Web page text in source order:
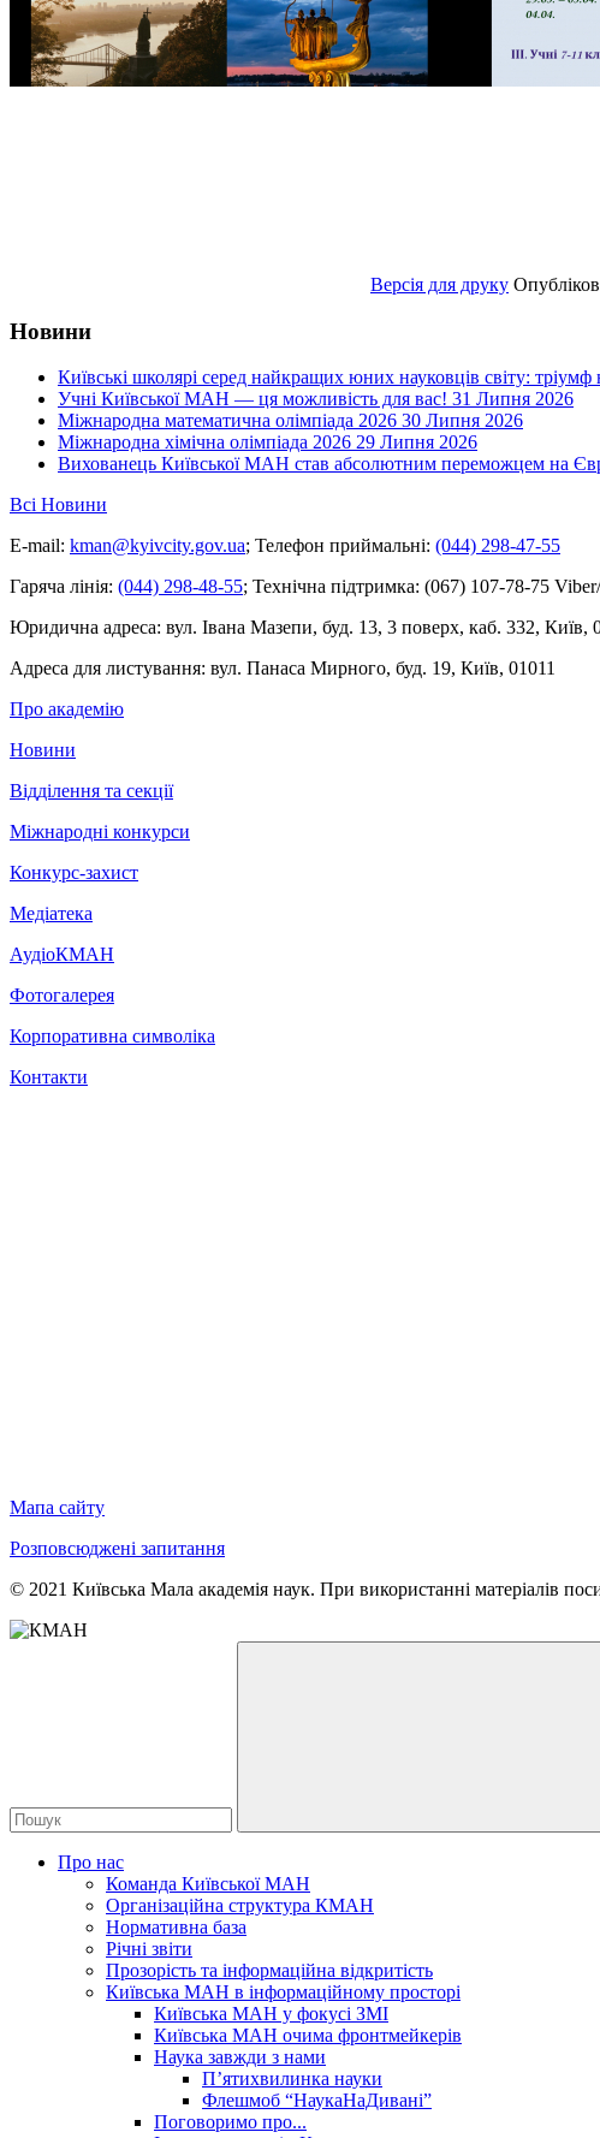
Версія для друку
Новини
Київські школярі серед найкращих юних науковців світу:
Учні Київської МАН — ця можливість для вас! 31 Липня 2026
Міжнародна математична олімпіада 2026 30 Липня 2026
Міжнародна хімічна олімпіада 2026 29 Липня 2026
Вихованець Київської МАН став абсолютним переможцем на
Всі Новини
E-mail: kman@kyivcity.gov.ua; Телефон приймальні: (044) 298-47-55
Гаряча лінія: (044) 298-48-55; Технічна підтримка: (067) 107-78-75
Юридична адреса: вул. Івана Мазепи, буд. 13, 3 поверх, каб. 332, Київ,
Адреса для листування: вул. Панаса Мирного, буд. 19, Київ, 01011
Про академію
Новини
Відділення та секції
Міжнародні конкурси
Конкурс-захист
Медіатека
АудіоКМАН
Фотогалерея
Корпоративна символіка
Контакти
Мапа сайту
Розповсюджені запитання
© 2021 Київська Мала академія наук. При використанні матеріалів
Про нас
Команда Київської МАН
Організаційна структура КМАН
Нормативна база
Річні звіти
Прозорість та інформаційна відкритість
Київська МАН в інформаційному просторі
Київська МАН у фокусі ЗМІ
Київська МАН очима фронтмейкерів
Наука завжди з нами
П’ятихвилинка науки
Флешмоб “НаукаНаДивані”
Поговоримо про...